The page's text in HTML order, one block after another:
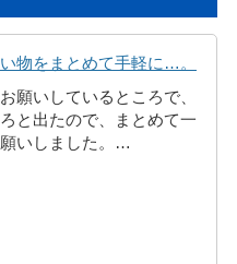
物をまとめて手軽に…。
願いしているところで、
と出たので、まとめて一
いしました。…